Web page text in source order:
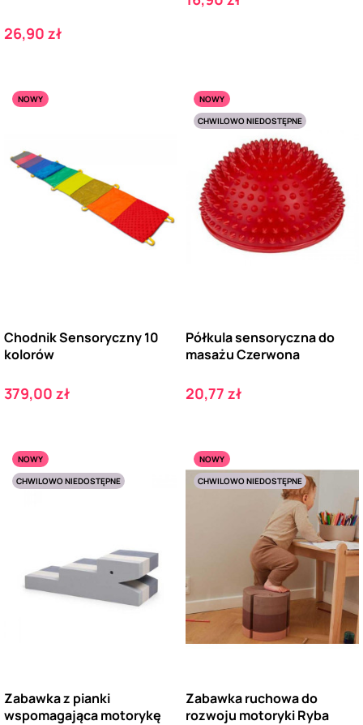
Cena
26,90 zł
NOWY
Chodnik Sensoryczny 10
kolorów
Cena
379,00 zł
NOWY
CHWILOWO NIEDOSTĘPNE
Półkula sensoryczna do
masażu Czerwona
Cena
20,77 zł
NOWY
CHWILOWO NIEDOSTĘPNE
Zabawka z pianki
wspomagająca motorykę
NOWY
CHWILOWO NIEDOSTĘPNE
Zabawka ruchowa do
rozwoju motoryki Ryba